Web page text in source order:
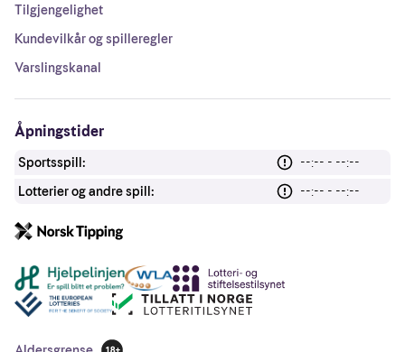
Tilgjengelighet
Kundevilkår og spilleregler
Varslingskanal
Åpningstider
Sportsspill:
--:-- - --:--
Lotterier og andre spill:
--:-- - --:--
Andre lenker